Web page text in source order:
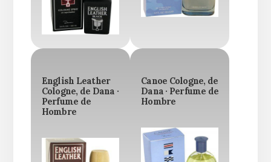
English Leather
Cologne, de Dana ·
Perfume de
Hombre
Canoe Cologne, de
Dana · Perfume de
Hombre